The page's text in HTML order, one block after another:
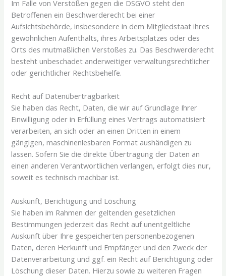
Im Falle von Verstößen gegen die DSGVO steht den
Betroffenen ein Beschwerderecht bei einer
Aufsichtsbehörde, insbesondere in dem Mitgliedstaat ihres
gewöhnlichen Aufenthalts, ihres Arbeitsplatzes oder des
Orts des mutmaßlichen Verstoßes zu. Das Beschwerderecht
besteht unbeschadet anderweitiger verwaltungsrechtlicher
oder gerichtlicher Rechtsbehelfe.
Recht auf Daten­übertrag­barkeit
Sie haben das Recht, Daten, die wir auf Grundlage Ihrer
Einwilligung oder in Erfüllung eines Vertrags automatisiert
verarbeiten, an sich oder an einen Dritten in einem
gängigen, maschinenlesbaren Format aushändigen zu
lassen. Sofern Sie die direkte Übertragung der Daten an
einen anderen Verantwortlichen verlangen, erfolgt dies nur,
soweit es technisch machbar ist.
Auskunft, Berichtigung und Löschung
Sie haben im Rahmen der geltenden gesetzlichen
Bestimmungen jederzeit das Recht auf unentgeltliche
Auskunft über Ihre gespeicherten personenbezogenen
Daten, deren Herkunft und Empfänger und den Zweck der
Datenverarbeitung und ggf. ein Recht auf Berichtigung oder
Löschung dieser Daten. Hierzu sowie zu weiteren Fragen